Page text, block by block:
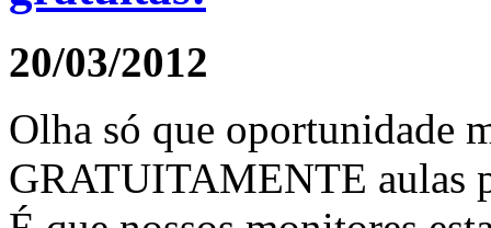
20/03/2012
Olha só que oportunidade
GRATUITAMENTE aulas